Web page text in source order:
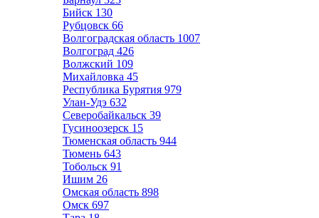
Бийск 130
Рубцовск 66
Волгоградская область 1007
Волгоград 426
Волжский 109
Михайловка 45
Республика Бурятия 979
Улан-Удэ 632
Северобайкальск 39
Гусиноозерск 15
Тюменская область 944
Тюмень 643
Тобольск 91
Ишим 26
Омская область 898
Омск 697